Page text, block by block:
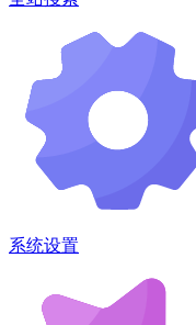
系统设置